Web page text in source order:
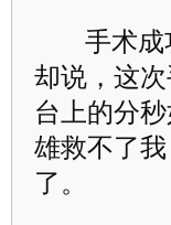
手术成
却说，这
台上的分
雄救不了
了。